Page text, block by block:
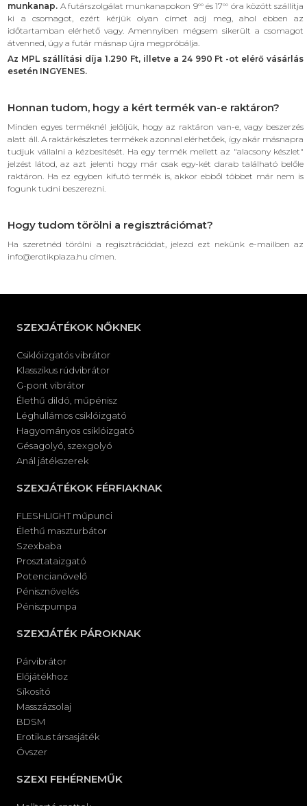
munkanap. A futárszolgálat munkanapokon 9°° és 17°° óra között szállítja
ki a csomagot, ezért kérjük olyan címet adj meg, ahol ebben az
időtartamban elérhető vagy. Amennyiben mégsem sikerült a csomagot
átvenned, úgy a futár másnap újra megpróbálja.
Az MPL szállítási díja 1.290 Ft, illetve a 24 990 Ft -ot elérő vásárlás
esetén INGYENES.
Honnan tudom, hogy a kért termék van-e raktáron?
Minden egyes terméknél jelöljük, hogy az raktáron van-e, vagy beszerzés
alatt áll. A raktárkészletes termékek azonnal elérhetőek, így akár másnapra
tudjuk vállalni a kézbesítését. Ha egy termék mellett az "alacsony készlet"
jelzést látod, az azt jelenti hogy már csak egy-két darab található belőle
raktáron. Ha ez egyben kifutó termék is, akkor ebből többet már nem is
fogunk tudni beszerezni.
Hogy tudom törölni a regisztrációmat?
Ha szeretnéd törölni a regisztrációdat, jelezd ezt nekünk e-mailben az
info@erotikplaza.hu címen.
SZEXJÁTÉKOK NŐKNEK
Csiklóizgatós vibrátor
Klasszikus rúdvibrátor
G-pont vibrátor
Élethű dildó, műpénisz
Léghullámos csiklóizgató
Hagyományos csiklóizgató
Gésagolyó, szexgolyó
Anál játékszerek
SZEXJÁTÉKOK FÉRFIAKNAK
FLESHLIGHT műpunci
Élethű maszturbátor
Szexbaba
Prosztataizgató
Potencianövelő
Pénisznövelés
Péniszpumpa
SZEXJÁTÉK PÁROKNAK
Párvibrátor
Előjátékhoz
Síkosító
Masszázsolaj
BDSM
Erotikus társasjáték
Óvszer
SZEXI FEHÉRNEMŰK